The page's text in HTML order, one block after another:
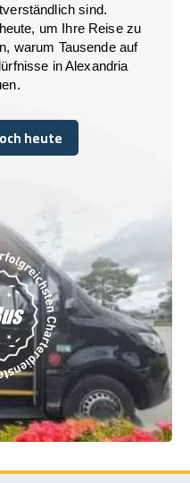
sind.
um Ihre Reise zu
warum Tausende auf
in Alexandria
heute
heute